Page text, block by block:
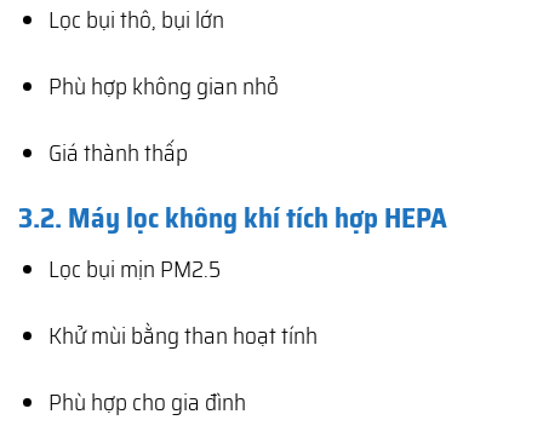
Lọc bụi thô, bụi lớn
Phù hợp không gian nhỏ
Giá thành thấp
3.2. Máy lọc không khí tích hợp HEPA
Lọc bụi mịn PM2.5
Khử mùi bằng than hoạt tính
Phù hợp cho gia đình